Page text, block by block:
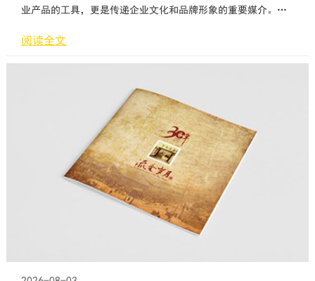
业产品的工具，更是传递企业文化和品牌形象的重要媒介。而
关键作用。对于智能开关企业而言，如何做好封面设计，使其
了一个亟待解决的问题。首先，封面设计的关键在于突出企业
的核心价值和特点。智能开关作为一种智能家居的重要组成部
分，其科技感和智能化特
阅读全文